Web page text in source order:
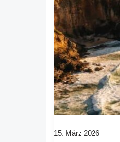
15. März 2026